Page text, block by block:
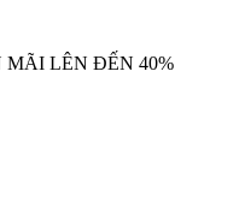
LÊN ĐẾN 40%